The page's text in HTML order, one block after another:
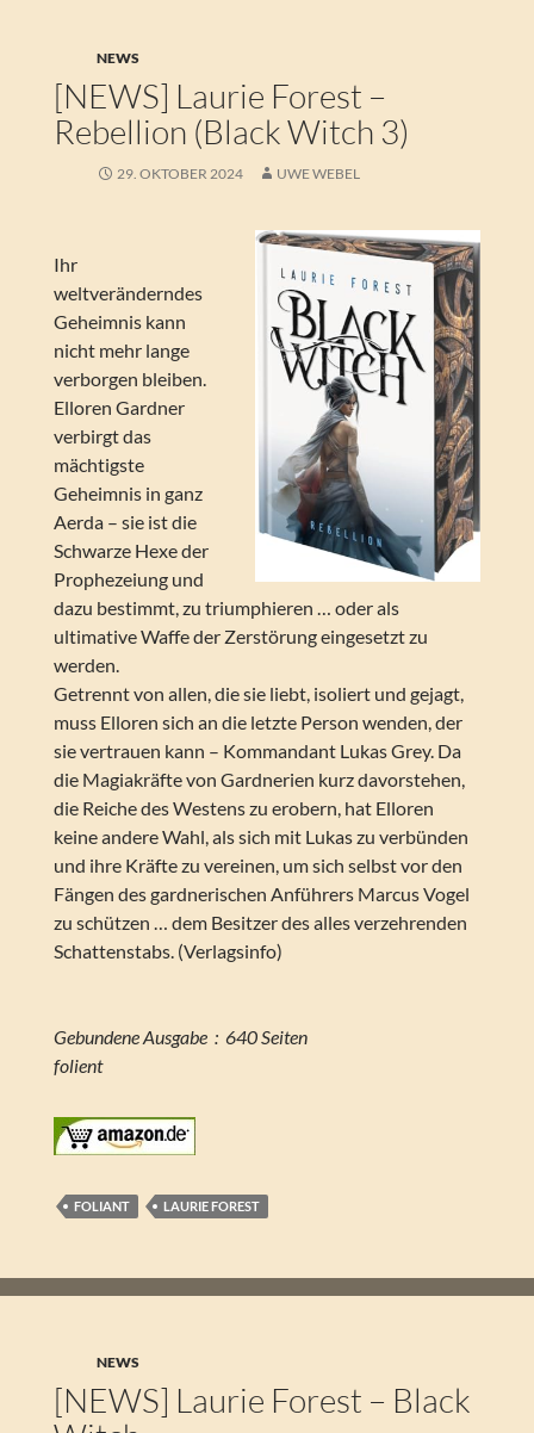
NEWS
[NEWS] Laurie Forest –
Rebellion (Black Witch 3)
29. OKTOBER 2024 UWE WEBEL
Ihr
weltveränderndes
Geheimnis kann
nicht mehr lange
verborgen bleiben.
Elloren Gardner
verbirgt das
mächtigste
Geheimnis in ganz
Aerda – sie ist die
Schwarze Hexe der
Prophezeiung und
dazu bestimmt, zu triumphieren … oder als
ultimative Waffe der Zerstörung eingesetzt zu
werden.
Getrennt von allen, die sie liebt, isoliert und gejagt,
muss Elloren sich an die letzte Person wenden, der
sie vertrauen kann – Kommandant Lukas Grey. Da
die Magiakräfte von Gardnerien kurz davorstehen,
die Reiche des Westens zu erobern, hat Elloren
keine andere Wahl, als sich mit Lukas zu verbünden
und ihre Kräfte zu vereinen, um sich selbst vor den
Fängen des gardnerischen Anführers Marcus Vogel
zu schützen … dem Besitzer des alles verzehrenden
Schattenstabs. (Verlagsinfo)
Gebundene Ausgabe ‏ : ‎ 640 Seiten
folient
FOLIANT LAURIE FOREST
NEWS
[NEWS] Laurie Forest – Black